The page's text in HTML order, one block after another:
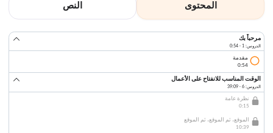
المحتوى النص
مرحباً بك
الدروس: 1 · 0:54
مقدمة
0:54
الوقت المناسب للانفتاح على الأعمال
الدروس: 6 · 39:09
نظرة عامة
0:15
الموقع، ثم الموقع، ثم الموقع
10:39